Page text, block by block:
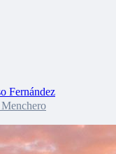
Fernández